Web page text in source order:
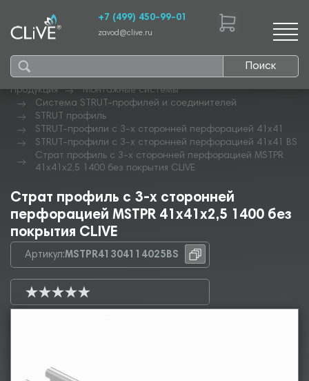
Поиск
+7 (499) 450-99-01
zavod@clive.ru
Продукция
Монтажные системы
Система STRUT-профилей и соединителей
STRUT профиль
STRUT-профили с 3-х сторонней перфорацией 41х41
STRUT-профили с 3-х сторонней перфорацией 41х41 BS
Страт профиль с 3-х сторонней перфорацией MSTPR
41х41х2,5 1400 без покрытия CLIVE
Страт профиль с 3-х сторонней
перфорацией MSTPR 41х41х2,5 1400 без
покрытия CLIVE
Артикул:MSTPR41304114025BS